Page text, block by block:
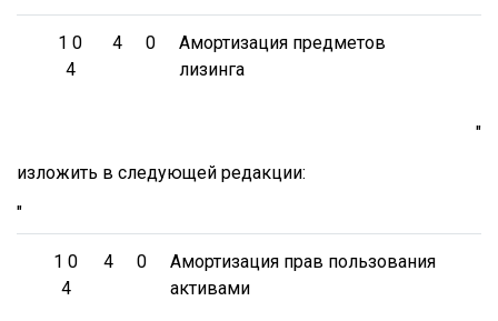
1 0
4
4 0
Амортизация предметов
лизинга
"
изложить в следующей редакции:
"
1 0
4
4 0
Амортизация прав пользования
активами